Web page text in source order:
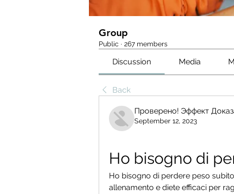
Group
Public · 267 members
Discussion Media
Back
Проверено! Эффект
September 12, 2023
Ho bisogno di
Ho bisogno di perdere peso
allenamento e diete efficaci per